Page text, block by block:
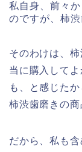
私自身、前々
のですが、柿
そのわけは、
当に購入して
も、と感じた
柿渋歯磨きの商
だから、私も